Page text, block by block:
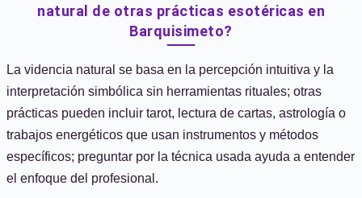
natural de otras prácticas esotéricas en
Barquisimeto?
La videncia natural se basa en la percepción intuitiva y la
interpretación simbólica sin herramientas rituales; otras
prácticas pueden incluir tarot, lectura de cartas, astrología o
trabajos energéticos que usan instrumentos y métodos
específicos; preguntar por la técnica usada ayuda a entender
el enfoque del profesional.